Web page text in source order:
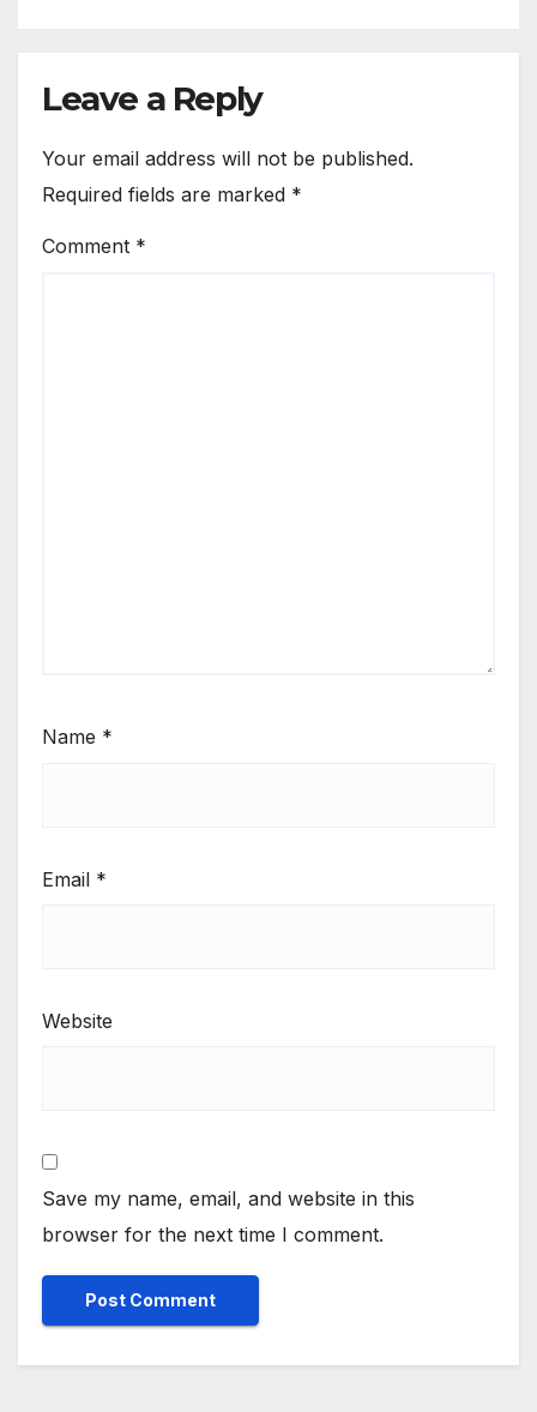
Leave a Reply
Your email address will not be published.
Required fields are marked *
Comment *
Name *
Email *
Website
Save my name, email, and website in this
browser for the next time I comment.